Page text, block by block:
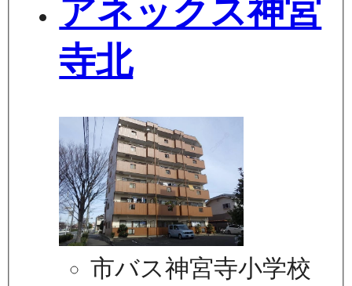
アネックス神宮
寺北
市バス神宮寺小学校